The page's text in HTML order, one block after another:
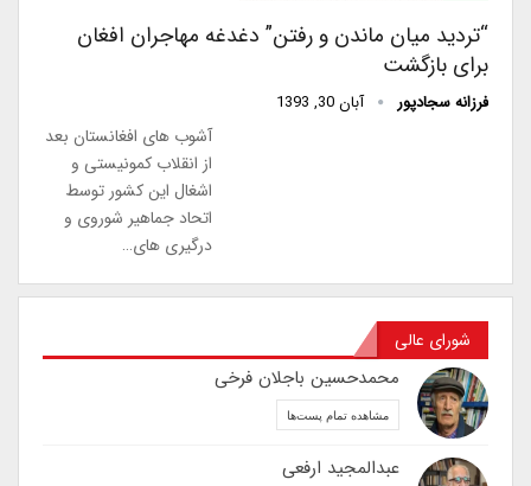
“تردید میان ماندن و رفتن” دغدغه مهاجران افغان
برای بازگشت
فرزانه سجادپور آبان 30, 1393
آشوب های افغانستان بعد
از انقلاب کمونیستی و
اشغال این کشور توسط
اتحاد جماهیر شوروی و
درگیری های…
شورای عالی
محمدحسین باجلان فرخی
مشاهده تمام پست‌ها
عبدالمجید ارفعی